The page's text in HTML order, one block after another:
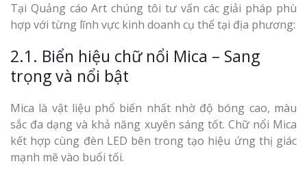
Tại Quảng cáo Art chúng tôi tư vấn các giải pháp phù
hợp với từng lĩnh vực kinh doanh cụ thể tại địa phương:
2.1. Biển hiệu chữ nổi Mica – Sang
trọng và nổi bật
Mica là vật liệu phổ biến nhất nhờ độ bóng cao, màu
sắc đa dạng và khả năng xuyên sáng tốt. Chữ nổi Mica
kết hợp cùng đèn LED bên trong tạo hiệu ứng thị giác
mạnh mẽ vào buổi tối.
Top 10 Mẫu
Nghệ An Đẹp